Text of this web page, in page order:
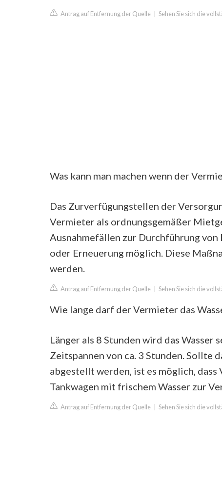
Antrag auf Entfernung der Quelle Sehen Sie sich die
Was kann man machen wenn der
Das Zurverfügungstellen der
Vermieter als ordnungsgemäßer
Ausnahmefällen zur Durchführung
oder Erneuerung möglich. Diese
werden.
Antrag auf Entfernung der Quelle Sehen Sie sich die
Wie lange darf der Vermieter das
Länger als 8 Stunden wird das
Zeitspannen von ca. 3 Stunden. Sollte
abgestellt werden, ist es möglich,
Tankwagen mit frischem Wasser zur
Antrag auf Entfernung der Quelle Sehen Sie sich die